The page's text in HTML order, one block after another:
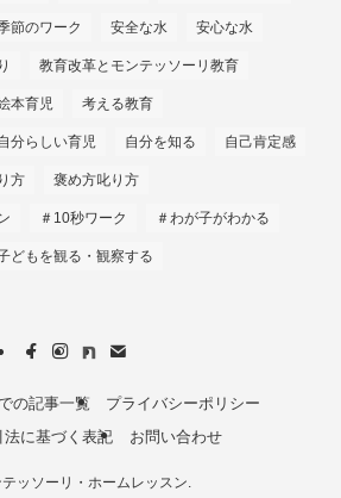
節のワーク 安全な水 安心な水
教育改革とモンテッソーリ教育
本育児 考える教育
分らしい育児 自分を知る 自己肯定感
方 褒め方叱り方
＃10秒ワーク ＃わが子がわかる
どもを観る・観察する
の記事一覧
プライバシーポリシー
法に基づく表記
お問い合わせ
ッソーリ・ホームレッスン.